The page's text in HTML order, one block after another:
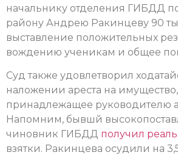
начальнику отделения ГИБДД
району Андрею Ракинцеву 90
выставление положительных
вождению ученикам и общее
Суд также удовлетворил
наложении ареста на имущество,
принадлежащее руководителю
Напомним, бывшй
чиновник ГИБДД получил
взятки. Ракинцева осудили на